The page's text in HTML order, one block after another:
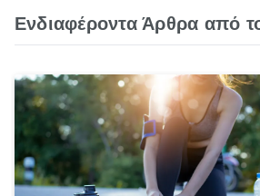
Ενδιαφέροντα Άρθρα από